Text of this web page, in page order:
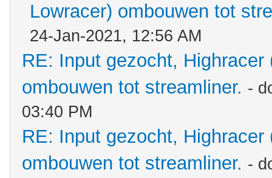
Lowracer) ombouwen tot
24-Jan-2021, 12:56 AM
RE: Input gezocht,
ombouwen tot streamliner. -
03:40 PM
RE: Input gezocht,
ombouwen tot streamliner. -